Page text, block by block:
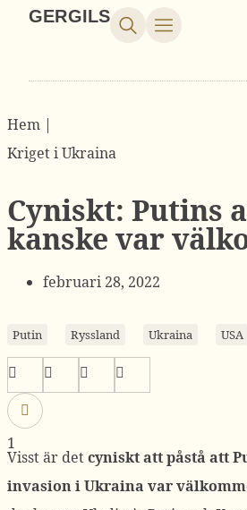
GERGILS
Hem |
Kriget i Ukraina
Cyniskt: Putins
kanske var
februari 28, 2022
Putin Ryssland Ukraina USA
1
Visst är detcyniskt att påstå att
invasion i Ukraina var